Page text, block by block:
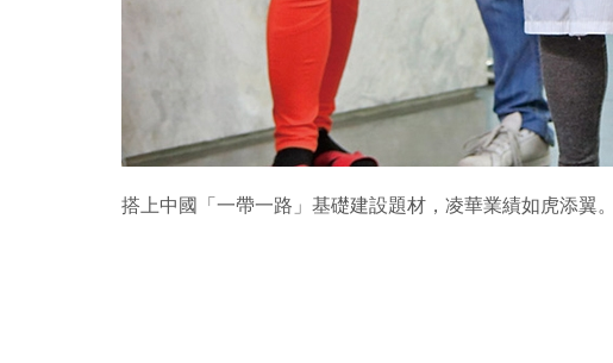
搭上中國「一帶一路」基礎建設題材，凌華業績如虎添翼。